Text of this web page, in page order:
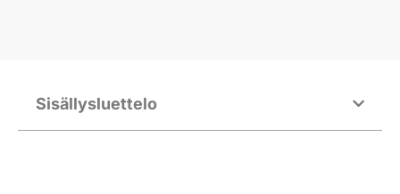
Sisällysluettelo